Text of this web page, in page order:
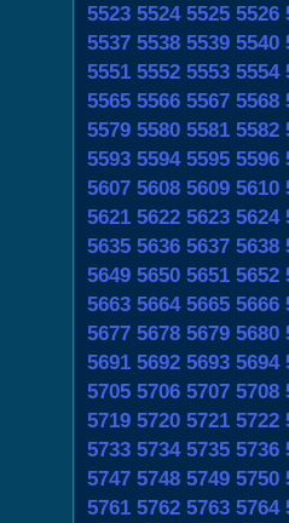
5523 5524 5525 5526
5537 5538 5539 5540
5551 5552 5553 5554
5565 5566 5567 5568
5579 5580 5581 5582
5593 5594 5595 5596
5607 5608 5609 5610
5621 5622 5623 5624
5635 5636 5637 5638
5649 5650 5651 5652
5663 5664 5665 5666
5677 5678 5679 5680
5691 5692 5693 5694
5705 5706 5707 5708
5719 5720 5721 5722
5733 5734 5735 5736
5747 5748 5749 5750
5761 5762 5763 5764